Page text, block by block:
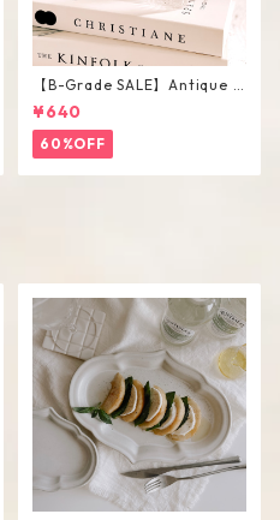
【B-Grade SALE】Antique F
lower Vase #C
¥640
60%OFF